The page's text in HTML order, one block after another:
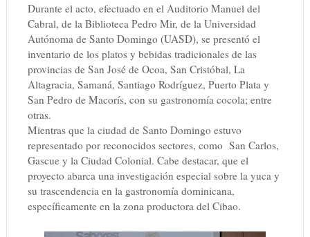
Durante el acto, efectuado en el Auditorio Manuel del
Cabral, de la Biblioteca Pedro Mir, de la Universidad
Autónoma de Santo Domingo (UASD), se presentó el
inventario de los platos y bebidas tradicionales de las
provincias de San José de Ocoa, San Cristóbal, La
Altagracia, Samaná, Santiago Rodríguez, Puerto Plata y
San Pedro de Macorís, con su gastronomía cocola; entre
otras.
Mientras que la ciudad de Santo Domingo estuvo
representado por reconocidos sectores, como San Carlos,
Gascue y la Ciudad Colonial. Cabe destacar, que el
proyecto abarca una investigación especial sobre la yuca y
su trascendencia en la gastronomía dominicana,
específicamente en la zona productora del Cibao.